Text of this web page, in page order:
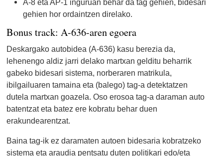
A-8 eta AP-1 inguruan behar da tag gehien, bidesari
gehien hor ordaintzen direlako.
Bonus track: A-636-aren egoera
Deskargako autobidea (A-636) kasu berezia da,
lehenengo aldiz jarri delako martxan gelditu beharrik
gabeko bidesari sistema, norberaren matrikula,
ibilgailuaren tamaina eta (balego) tag-a detektatzen
dutela martxan goazela. Oso erosoa tag-a daraman auto
batentzat eta batez ere kobratu behar duen
erakundearentzat.
Baina tag-ik ez daramaten autoen bidesaria kobratzeko
sistema eta araudia pentsatu duten politikari edo/eta